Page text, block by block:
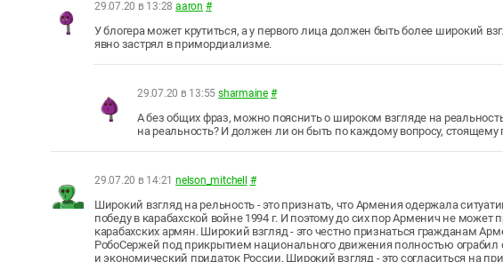
29.07.20 в 13:28 aaron #
У блогера может крутиться, а у первого лица должен быть более широкий
явно застрял в примордиализме.
29.07.20 в 13:55 sharmaine #
А без общих фраз, можно пояснить о широком взгляде на
на реальность? И должен ли он быть по каждому вопросу, стоящему
29.07.20 в 14:21 nelson_mitchell #
Широкий взгляд на рельность - это признать, что Армения одержала
победу в карабахской войне 1994 г. И поэтому до сих пор Арменич не может
карабахских армян. Широкий взгляд - это честно признаться гражданам
РобоСержей под прикрытием национального движения полностью ограбил
и экономический придаток России. Широкий взгляд - это согласиться на